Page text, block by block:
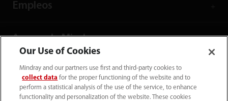
Empleos
Acerca de Mindray
Información de contacto
Our Use of Cookies
Mindray and our partners use first and third-party cookies to
collect data for the proper functioning of the website and to
perform a statistical analysis of the use of the service, to enhance
functionality and personalization of the website. These cookies